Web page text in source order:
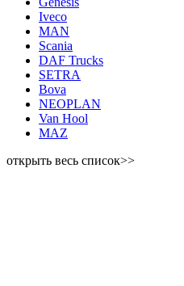
Iveco
MAN
Scania
DAF Trucks
SETRA
Bova
NEOPLAN
Van Hool
MAZ
открыть весь список>>